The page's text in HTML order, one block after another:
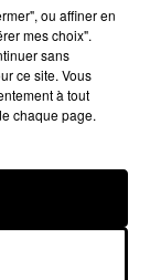
2025 À
ou affiner en
mes choix".
sans
ce site. Vous
à tout
chaque page.